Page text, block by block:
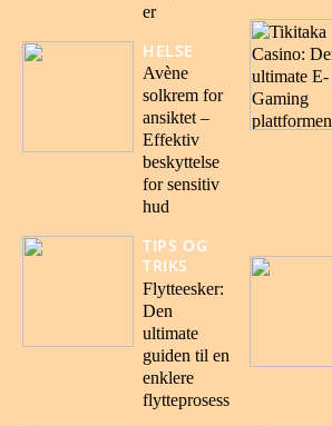
er
HELSE
Avène
solkrem for
ansiktet –
Effektiv
beskyttelse
for sensitiv
hud
TIPS OG
TRIKS
Flytteesker:
Den
ultimate
guiden til en
enklere
flytteprosess